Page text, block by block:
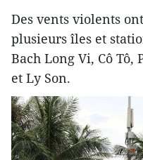
Des vents violents
plusieurs îles et
Bach Long Vi, Cô Tô,
et Ly Son.